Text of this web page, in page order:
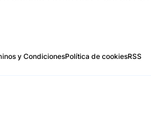
y CondicionesPolítica de cookiesRSS